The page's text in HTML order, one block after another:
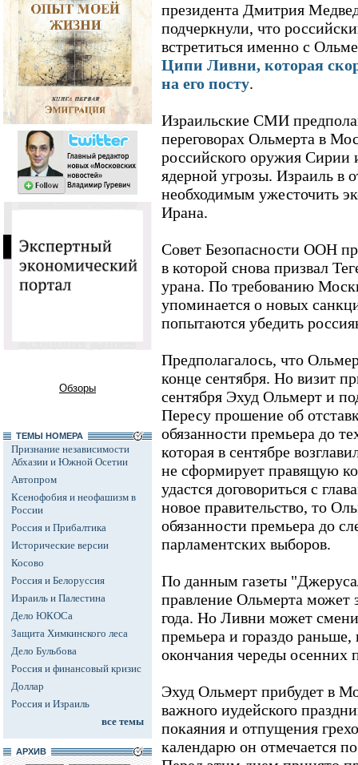
Обзоры
ТЕМЫ НОМЕРА
Признание независимости
Абхазии и Южной Осетии
Автопром
Ксенофобия и неофашизм в
России
Россия и Прибалтика
Исторические версии
Косово
Россия и Белоруссия
Израиль и Палестина
Дело ЮКОСа
Защита Химкинского леса
Дело Бульбова
Россия и финансовый кризис
Доллар
Россия и Израиль
все темы
АРХИВ
президента Дмитрия
подчеркнули, что
встретиться именно с
Ципи Ливни, которая
на его посту.
Израильские СМИ
переговорах Ольмерта в
российского оружия Сирии
ядерной угрозы. Израиль в
необходимым ужесточить
Ирана.
Совет Безопасности ООН
в которой снова призвал
урана. По требованию
упоминается о новых
попытаются убедить
Предполагалось, что
конце сентября. Но визит
сентября Эхуд Ольмерт и
Пересу прошение об
обязанности премьера до
которая в сентябре
не сформирует правящую
удастся договориться с
новое правительство, то
обязанности премьера до
парламентских выборов.
По данным газеты
правление Ольмерта может
года. Но Ливни может
премьера и гораздо
окончания череды осенних
Эхуд Ольмерт прибудет в
важного иудейского
покаяния и отпущения
календарю он отмечается